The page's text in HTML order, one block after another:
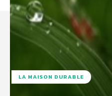
LA MAISON DURABLE